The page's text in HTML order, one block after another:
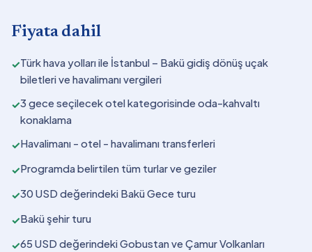
Fiyata dahil
✓Türk hava yolları ile İstanbul – Bakü gidiş dönüş uçak
biletleri ve havalimanı vergileri
✓3 gece seçilecek otel kategorisinde oda-kahvaltı
konaklama
✓Havalimanı - otel - havalimanı transferleri
✓Programda belirtilen tüm turlar ve geziler
✓30 USD değerindeki Bakü Gece turu
✓Bakü şehir turu
✓65 USD değerindeki Gobustan ve Çamur Volkanları